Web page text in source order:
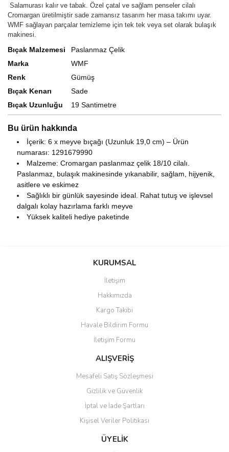
Salamurası kalır ve tabak. Özel çatal ve sağlam penseler cilalı
Cromargan üretilmiştir sade zamansız tasarım her masa takımı uyar.
WMF sağlayan parçalar temizleme için tek tek veya set olarak bulaşık
makinesi.
Bıçak Malzemesi
Paslanmaz Çelik
Marka
WMF
Renk
Gümüş
Bıçak Kenarı
Sade
Bıçak Uzunluğu
19 Santimetre
Bu ürün hakkında
İçerik: 6 x meyve bıçağı (Uzunluk 19,0 cm) – Ürün
numarası: 1291679990
Malzeme: Cromargan paslanmaz çelik 18/10 cilalı.
Paslanmaz, bulaşık makinesinde yıkanabilir, sağlam, hijyenik,
asitlere ve eskimez
Sağlıklı bir günlük sayesinde ideal. Rahat tutuş ve işlevsel
dalgalı kolay hazırlama farklı meyve
Yüksek kaliteli hediye paketinde
Bu ürüne ilk yorumu siz yapın!
Ürün resmi kalitesiz, bozuk veya görüntülenemiyor.
Ürün açıklamasında eksik bilgiler bulunuyor.
Ürün bilgilerinde hatalar bulunuyor.
Ürün fiyatı diğer sitelerden daha pahalı.
Bu ürüne benzer farklı alternatifler olmalı.
Gönder
KURUMSAL
İletişim
Hakkımızda
Kargo Takibi
Havale Bildirim Formu
İletişim Formu
ALIŞVERİŞ
Mesafeli Satış Sözleşmesi
Gizlilik ve Güvenlik
İptal ve İade Şartları
Kişisel Veriler Politikası
ÜYELİK